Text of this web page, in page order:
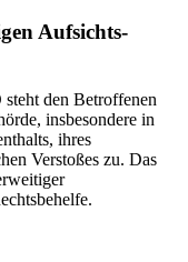
Aufsichts­
den Betroffenen
insbesondere in
ihres
Verstoßes zu. Das